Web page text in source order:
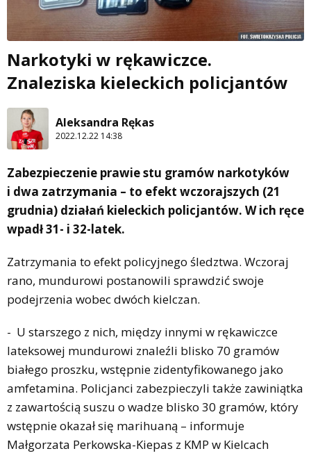
Narkotyki w rękawiczce.
Znaleziska kieleckich policjantów
Aleksandra Rękas
2022.12.22 14:38
Zabezpieczenie prawie stu gramów narkotyków
i dwa zatrzymania – to efekt wczorajszych (21
grudnia) działań kieleckich policjantów. W ich ręce
wpadł 31- i 32-latek.
Zatrzymania to efekt policyjnego śledztwa. Wczoraj
rano, mundurowi postanowili sprawdzić swoje
podejrzenia wobec dwóch kielczan.
- U starszego z nich, między innymi w rękawiczce
lateksowej mundurowi znaleźli blisko 70 gramów
białego proszku, wstępnie zidentyfikowanego jako
amfetamina. Policjanci zabezpieczyli także zawiniątka
z zawartością suszu o wadze blisko 30 gramów, który
wstępnie okazał się marihuaną – informuje
Małgorzata Perkowska-Kiepas z KMP w Kielcach